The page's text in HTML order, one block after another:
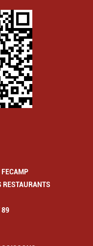
FECAMP
RESTAURANTS
89